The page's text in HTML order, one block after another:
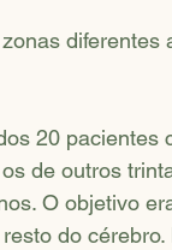
20
de outros
O objetivo
do